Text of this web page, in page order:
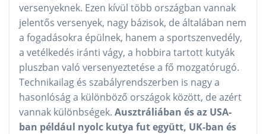
versenyeknek. Ezen kívül több országban vannak
jelentős versenyek, nagy bázisok, de általában nem
a fogadásokra épülnek, hanem a sportszenvedély,
a vetélkedés iránti vágy, a hobbira tartott kutyák
pluszban való versenyeztetése a fő mozgatórugó.
Technikailag és szabályrendszerben is nagy a
hasonlóság a különböző országok között, de azért
vannak különbségek. Ausztráliában és az USA-
ban például nyolc kutya fut együtt, UK-ban és